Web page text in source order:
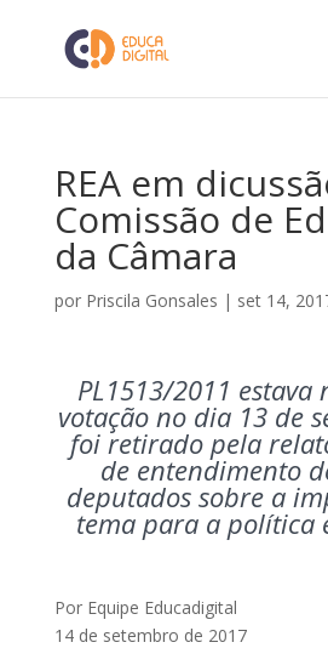
REA em
Comissão de
da Câmara
por Priscila Gonsales | set 14,
PL1513/2011 estava
votação no dia 13 de
foi retirado pela
de entendimento
deputados sobre a
tema para a política
Por Equipe Educadigital
14 de setembro de 2017